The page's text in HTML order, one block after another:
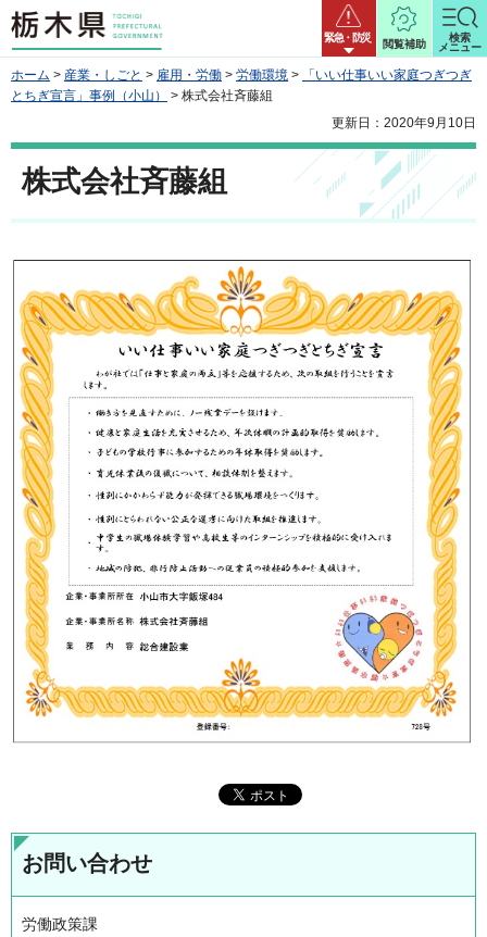
栃木県 緊急・防災
閲覧補助
検索
メニュー
ホーム > 産業・しごと > 雇用・労働 > 労働環境 >
「いい仕事いい家庭つぎつぎ
とちぎ宣言」事例（小山）
> 株式会社斉藤組
更新日：2020年9月10日
株式会社斉藤組
お問い合わせ
労働政策課